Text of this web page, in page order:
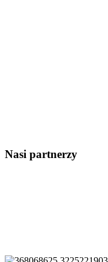
Nasi partnerzy